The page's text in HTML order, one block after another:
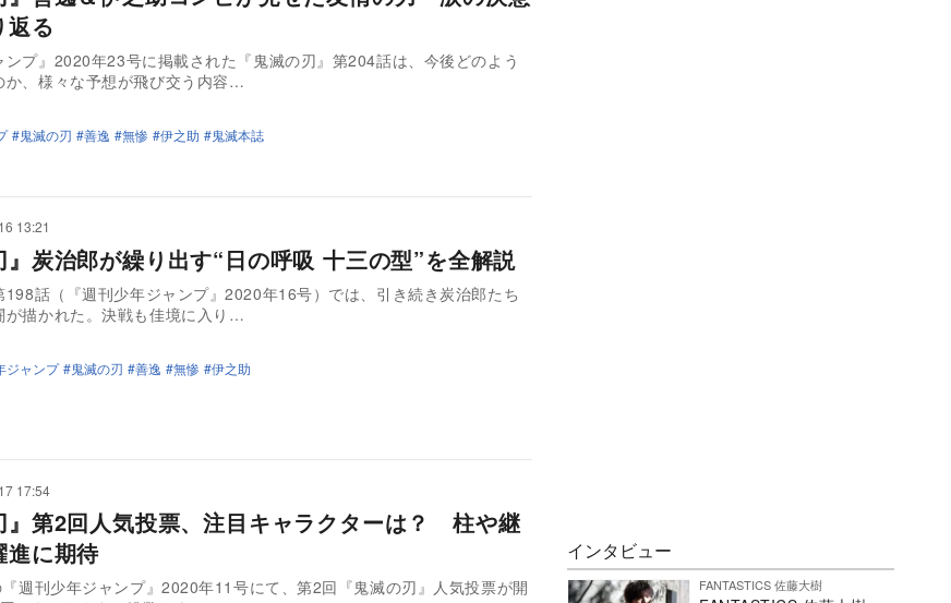
返る
ンプ』2020年23号に掲載された『鬼滅の刃』第204話は、今後どのよう
か、様々な予想が飛び交う内容…
鬼滅の刃 善逸 無惨 伊之助 鬼滅本誌
13:21
』炭治郎が繰り出す“日の呼吸 十三の型”を全解説
198話（『週刊少年ジャンプ』2020年16号）では、引き続き炭治郎たち
が描かれた。決戦も佳境に入り…
ジャンプ 鬼滅の刃 善逸 無惨 伊之助
17:54
』第2回人気投票、注目キャラクターは？ 柱や継
進に期待
週刊少年ジャンプ』2020年11号にて、第2回『鬼滅の刃』人気投票が開
インタビュー
FANTASTICS 佐藤大樹